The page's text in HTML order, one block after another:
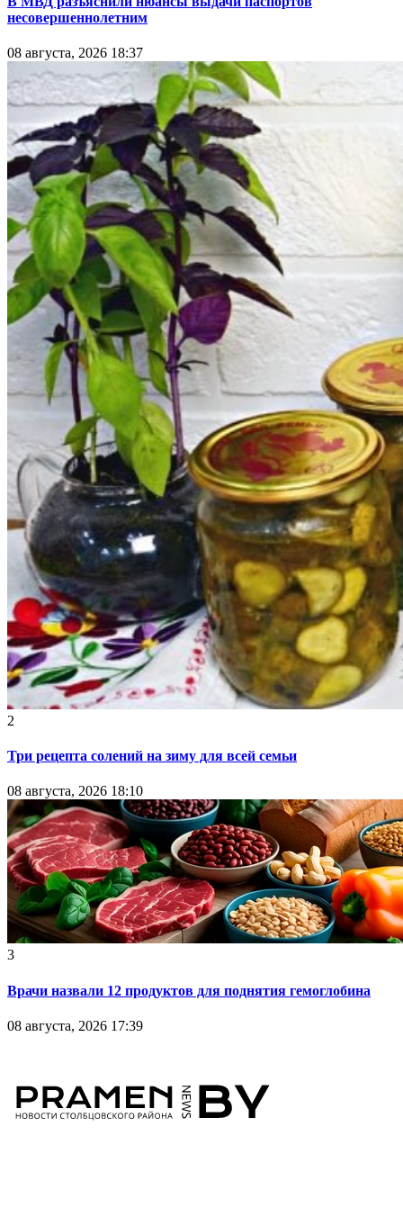
несовершеннолетним
08 августа, 2026 18:37
2
Три рецепта солений на зиму для всей семьи
08 августа, 2026 18:10
3
Врачи назвали 12 продуктов для поднятия гемоглобина
08 августа, 2026 17:39